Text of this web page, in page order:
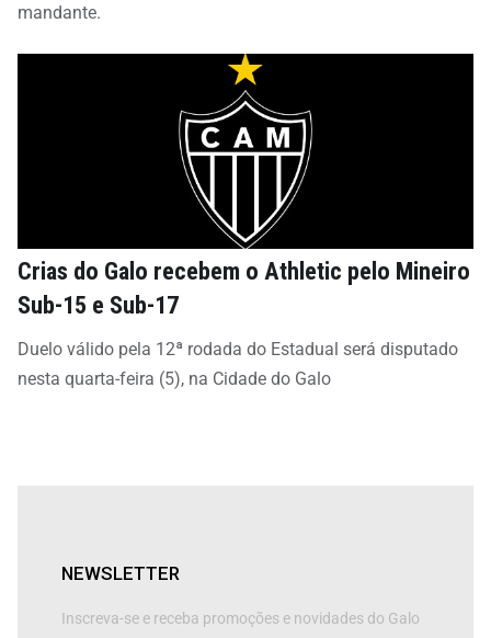
mandante.
Crias do Galo recebem o Athletic pelo Mineiro
Sub-15 e Sub-17
Duelo válido pela 12ª rodada do Estadual será disputado
nesta quarta-feira (5), na Cidade do Galo
NEWSLETTER
Inscreva-se e receba promoções e novidades do Galo